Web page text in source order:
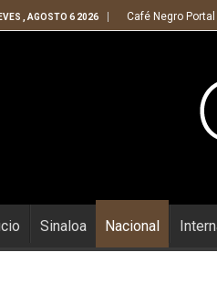
, AGOSTO 6 2026 Café Negro Portal
Sinaloa Nacional